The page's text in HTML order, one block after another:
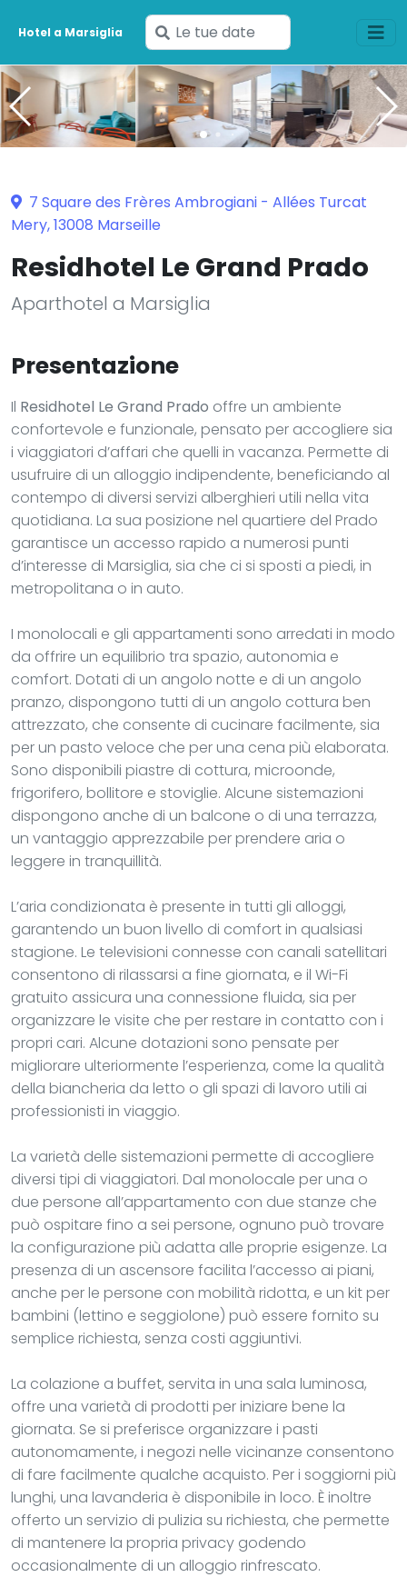
Hotel a Marsiglia
Inserisci
le
tue
date
7 Square des Frères Ambrogiani - Allées Turcat
Mery, 13008 Marseille
Residhotel Le Grand Prado
Aparthotel a Marsiglia
Presentazione
Il Residhotel Le Grand Prado offre un ambiente
confortevole e funzionale, pensato per accogliere sia
i viaggiatori d’affari che quelli in vacanza. Permette di
usufruire di un alloggio indipendente, beneficiando al
contempo di diversi servizi alberghieri utili nella vita
quotidiana. La sua posizione nel quartiere del Prado
garantisce un accesso rapido a numerosi punti
d’interesse di Marsiglia, sia che ci si sposti a piedi, in
metropolitana o in auto.
I monolocali e gli appartamenti sono arredati in modo
da offrire un equilibrio tra spazio, autonomia e
comfort. Dotati di un angolo notte e di un angolo
pranzo, dispongono tutti di un angolo cottura ben
attrezzato, che consente di cucinare facilmente, sia
per un pasto veloce che per una cena più elaborata.
Sono disponibili piastre di cottura, microonde,
frigorifero, bollitore e stoviglie. Alcune sistemazioni
dispongono anche di un balcone o di una terrazza,
un vantaggio apprezzabile per prendere aria o
leggere in tranquillità.
L’aria condizionata è presente in tutti gli alloggi,
garantendo un buon livello di comfort in qualsiasi
stagione. Le televisioni connesse con canali satellitari
consentono di rilassarsi a fine giornata, e il Wi-Fi
gratuito assicura una connessione fluida, sia per
organizzare le visite che per restare in contatto con i
propri cari. Alcune dotazioni sono pensate per
migliorare ulteriormente l’esperienza, come la qualità
della biancheria da letto o gli spazi di lavoro utili ai
professionisti in viaggio.
La varietà delle sistemazioni permette di accogliere
diversi tipi di viaggiatori. Dal monolocale per una o
due persone all’appartamento con due stanze che
può ospitare fino a sei persone, ognuno può trovare
la configurazione più adatta alle proprie esigenze. La
presenza di un ascensore facilita l’accesso ai piani,
anche per le persone con mobilità ridotta, e un kit per
bambini (lettino e seggiolone) può essere fornito su
semplice richiesta, senza costi aggiuntivi.
La colazione a buffet, servita in una sala luminosa,
offre una varietà di prodotti per iniziare bene la
giornata. Se si preferisce organizzare i pasti
autonomamente, i negozi nelle vicinanze consentono
di fare facilmente qualche acquisto. Per i soggiorni più
lunghi, una lavanderia è disponibile in loco. È inoltre
offerto un servizio di pulizia su richiesta, che permette
di mantenere la propria privacy godendo
occasionalmente di un alloggio rinfrescato.